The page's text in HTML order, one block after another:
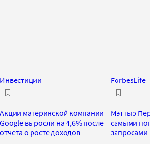
Инвестиции
Акции материнской компании
Google выросли на 4,6% после
отчета о росте доходов
ForbesLife
Мэттью
самыми
запросами